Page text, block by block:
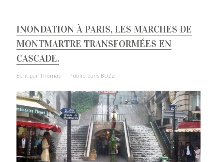
INONDATION À PARIS, LES MARCHES DE
MONTMARTRE TRANSFORMÉES EN
CASCADE.
Écrit par Thomas Publié dans BUZZ